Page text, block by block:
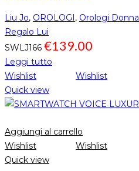
Liu Jo, OROLOGI, Orologi Donna
Regalo Lui
SWLJ166 €139.00
Leggi tutto
Wishlist
Wishlist
Quick view
Aggiungi al carrello
Wishlist
Wishlist
Quick view